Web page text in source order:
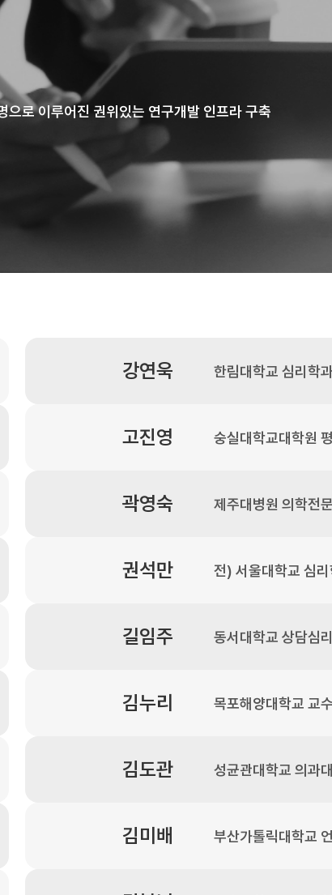
로 이루어진 권위있는 연구개발 인프라 구축
강연욱 한림대학교 심리학
고진영 숭실대학교대학원
곽영숙 제주대병원 의학전
권석만 전) 서울대학교 심
길임주 동서대학교 상담심
김누리 목포해양대학교 교수
김도관 성균관대학교 의과
김미배 부산가톨릭대학교